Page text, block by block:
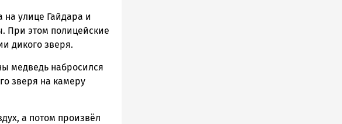
улице Гайдара и
При этом полицейские
дикого зверя.
медведь набросился
зверя на камеру
а потом произвёл